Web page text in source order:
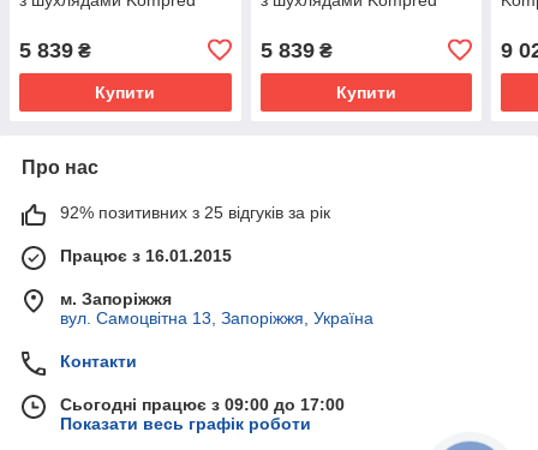
5 839 ₴
Купити
5 839₴
Купити
9
Про нас
92% позитивних з 25 відгуків за рік
Працює з 16.01.2015
м. Запоріжжя
вул. Самоцвітна 13, Запоріжжя, Україна
Контакти
Сьогодні працює з 09:00 до 17:00
Показати весь графік роботи